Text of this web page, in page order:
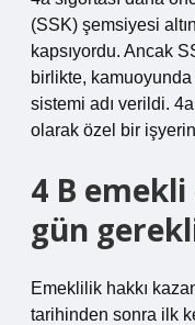
(SSK) şemsiyesi
kapsıyordu. Ancak
birlikte,
sistemi adı verildi.
olarak özel bir
4 B
gün
Emeklilik hakkı
tarihinden sonra ilk